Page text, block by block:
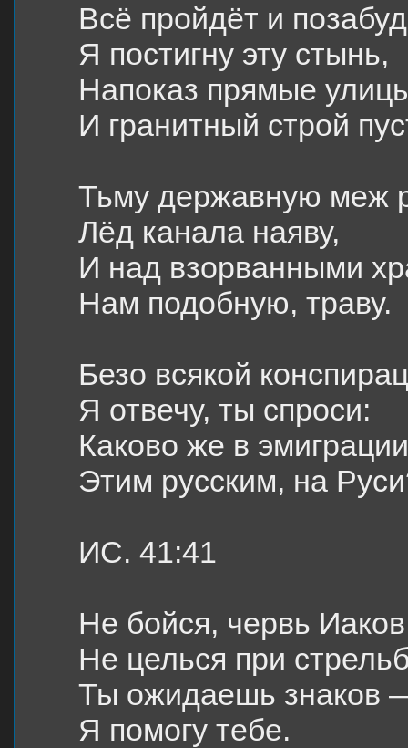
Всё пройдёт и
Я постигну эту стынь,
Напоказ прямые
И гранитный строй
Тьму державную меж
Лёд канала наяву,
И над взорванными
Нам подобную, траву.
Безо всякой
Я отвечу, ты спроси:
Каково же в эмиграции
Этим русским, на
ИС. 41:41
Не бойся, червь
Не целься при
Ты ожидаешь знаков
Я помогу тебе.